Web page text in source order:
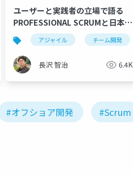
ユーザーと実践者の立場で語る
PROFESSIONAL SCRUMと日本で
のアジャイルの展望それからアジ
ャイルコーチ活用のススメ
アジャイル チーム開発
長沢 智治 6.4K
#オフショア開発 #Scrum